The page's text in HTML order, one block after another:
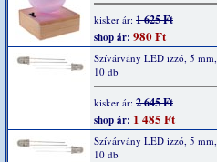
kisker ár: 1 625 Ft
shop ár: 980 Ft
Szívárvány LED izzó, 5
10 db
kisker ár: 2 645 Ft
shop ár: 1 485 Ft
Szívárvány LED izzó, 5
10 db